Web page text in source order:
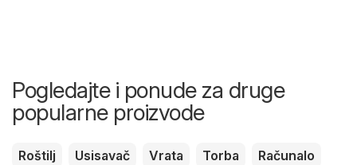
Pogledajte i ponude za druge
popularne proizvode
Roštilj Usisavač Vrata Torba
Računalo